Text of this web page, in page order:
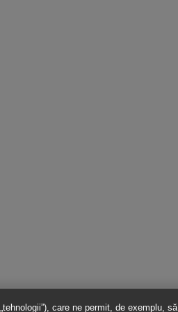
care ne permit, de exemplu, să